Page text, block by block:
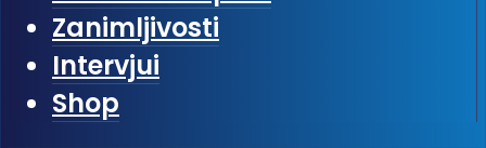
Zanimljivosti
Intervjui
Shop